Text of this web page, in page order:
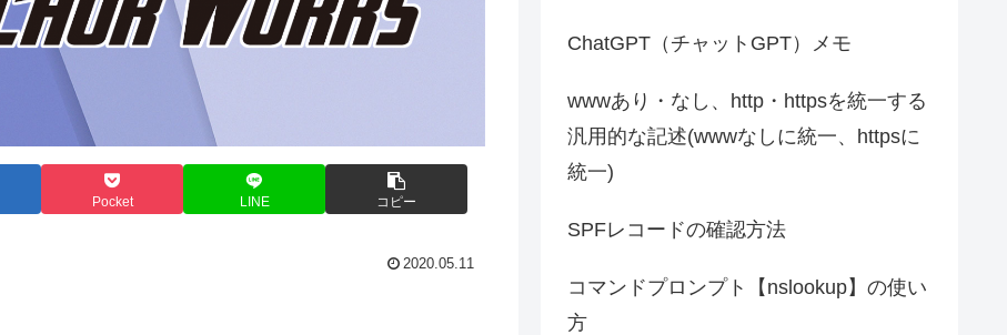
Pocket LINE コピー
2020.05.11
ChatGPT（チャットGPT）メモ
wwwあり・なし、http・httpsを統一する
汎用的な記述(wwwなしに統一、httpsに
統一)
SPFレコードの確認方法
コマンドプロンプト【nslookup】の使い
方